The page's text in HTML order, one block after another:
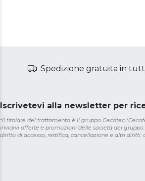
Spedizione gratuita in
Iscrivetevi alla newsletter per
*Il titolare del trattamento è il gruppo Cecotec
inviarvi offerte e promozioni delle società del
diritto di accesso, rettifica, cancellazione e altri diritti,